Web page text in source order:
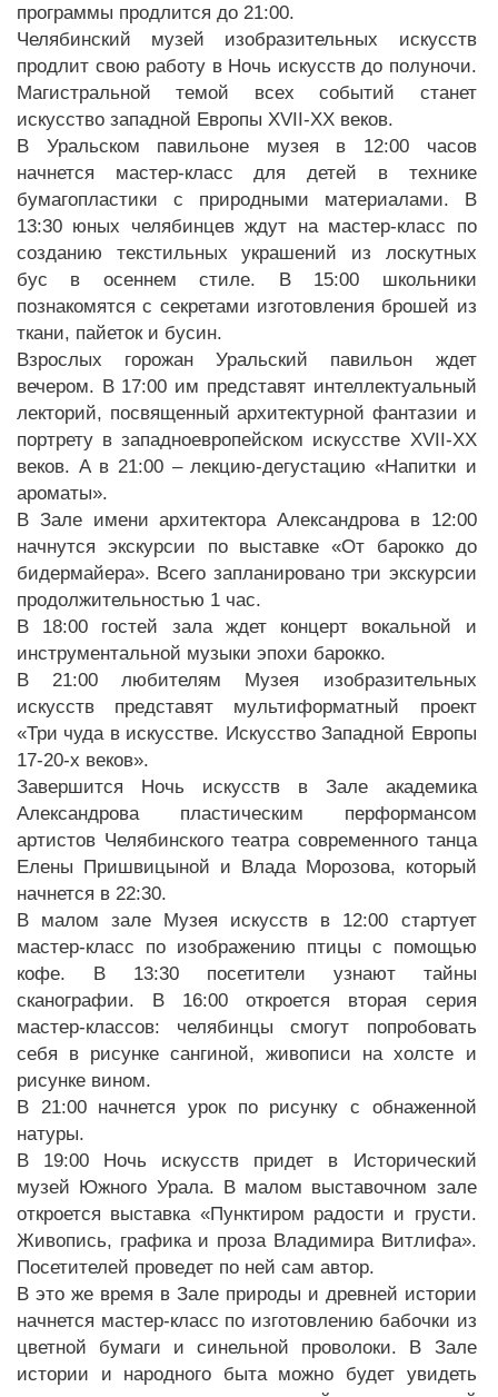
программы продлится до 21:00.
Челябинский музей изобразительных искусств
продлит свою работу в Ночь искусств до полуночи.
Магистральной темой всех событий станет
искусство западной Европы XVII-XX веков.
В Уральском павильоне музея в 12:00 часов
начнется мастер-класс для детей в технике
бумагопластики с природными материалами. В
13:30 юных челябинцев ждут на мастер-класс по
созданию текстильных украшений из лоскутных
бус в осеннем стиле. В 15:00 школьники
познакомятся с секретами изготовления брошей из
ткани, пайеток и бусин.
Взрослых горожан Уральский павильон ждет
вечером. В 17:00 им представят интеллектуальный
лекторий, посвященный архитектурной фантазии и
портрету в западноевропейском искусстве XVII-XX
веков. А в 21:00 – лекцию-дегустацию «Напитки и
ароматы».
В Зале имени архитектора Александрова в 12:00
начнутся экскурсии по выставке «От барокко до
бидермайера». Всего запланировано три экскурсии
продолжительностью 1 час.
В 18:00 гостей зала ждет концерт вокальной и
инструментальной музыки эпохи барокко.
В 21:00 любителям Музея изобразительных
искусств представят мультиформатный проект
«Три чуда в искусстве. Искусство Западной Европы
17-20-х веков».
Завершится Ночь искусств в Зале академика
Александрова пластическим перформансом
артистов Челябинского театра современного танца
Елены Пришвицыной и Влада Морозова, который
начнется в 22:30.
В малом зале Музея искусств в 12:00 стартует
мастер-класс по изображению птицы с помощью
кофе. В 13:30 посетители узнают тайны
сканографии. В 16:00 откроется вторая серия
мастер-классов: челябинцы смогут попробовать
себя в рисунке сангиной, живописи на холсте и
рисунке вином.
В 21:00 начнется урок по рисунку с обнаженной
натуры.
В 19:00 Ночь искусств придет в Исторический
музей Южного Урала. В малом выставочном зале
откроется выставка «Пунктиром радости и грусти.
Живопись, графика и проза Владимира Витлифа».
Посетителей проведет по ней сам автор.
В это же время в Зале природы и древней истории
начнется мастер-класс по изготовлению бабочки из
цветной бумаги и синельной проволоки. В Зале
истории и народного быта можно будет увидеть